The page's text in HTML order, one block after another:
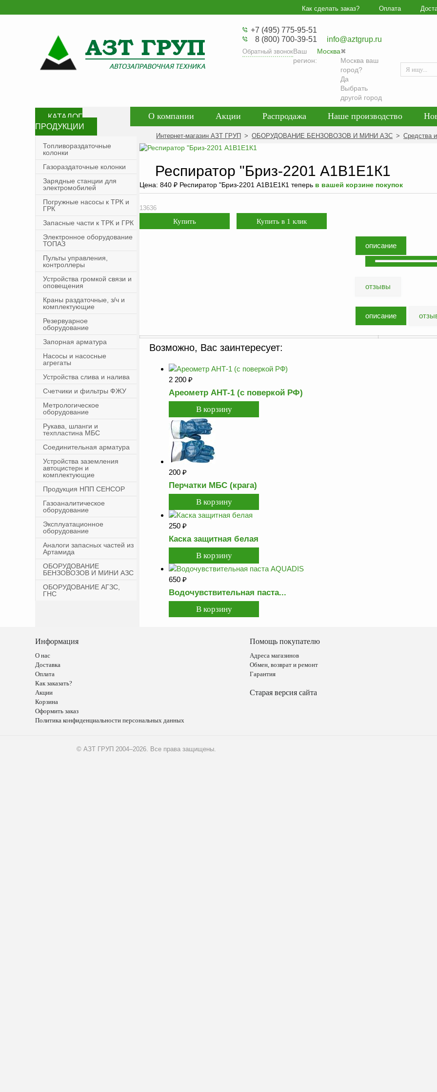
Как сделать заказ? Оплата
+7 (495) 775-95-51
8 (800) 700-39-51
info@aztgrup.ru
Обратный звонокВаш
регион:
Москва✖
Москва ваш
город?
Да
Выбрать
другой город
КАТАЛОГ
ПРОДУКЦИИ
Топливораздаточные
колонки
Газораздаточные колонки
Зарядные станции для
электромобилей
Погружные насосы к ТРК и
ГРК
Запасные части к ТРК и ГРК
Электронное оборудование
ТОПАЗ
Пульты управления,
контроллеры
Устройства громкой связи и
оповещения
Краны раздаточные, з/ч и
комплектующие
Резервуарное
оборудование
Запорная арматура
Насосы и насосные
агрегаты
Устройства слива и налива
Счетчики и фильтры ФЖУ
Метрологическое
оборудование
Рукава, шланги и
техпластина МБС
Соединительная арматура
Устройства заземления
автоцистерн и
комплектующие
Продукция НПП СЕНСОР
Газоаналитическое
оборудование
Эксплуатационное
оборудование
Аналоги запасных частей из
Артамида
ОБОРУДОВАНИЕ
БЕНЗОВОЗОВ И МИНИ АЗС
ОБОРУДОВАНИЕ АГЗС,
ГНС
О компании Акции Распродажа Наше производство
Контакты
Согласие на обработку персональных данных
Блог
Политика конфиденциальности персональных данных
Интернет-магазин АЗТ ГРУП > ОБОРУДОВАНИЕ БЕНЗОВОЗОВ И МИНИ АЗС > Средства
Респиратор "Бриз-2201 А1В1Е1К1
Цена: 840 ₽ Респиратор "Бриз-2201 А1В1Е1К1 теперь в вашей корзине покупок
13636
описание
отзывы
описание
Возможно, Вас заинтересует:
2 200 ₽
Ареометр АНТ-1 (с поверкой РФ)
200 ₽
Перчатки МБС (крага)
250 ₽
Каска защитная белая
650 ₽
Водочувствительная паста...
Информация
О нас
Доставка
Оплата
Как заказать?
Акции
Корзина
Оформить заказ
Политика конфиденциальности персональных данных
Помощь покупателю
Адреса магазинов
Обмен, возврат и ремонт
Гарантия
Старая версия сайта
© АЗТ ГРУП 2004–2026. Все права защищены.